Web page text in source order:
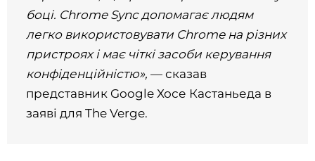
боці. Chrome Sync допомагає людям
легко використовувати Chrome на різних
пристроях і має чіткі засоби керування
конфіденційністю»,— сказав
представник Google Хосе Кастаньеда в
заяві для The Verge.